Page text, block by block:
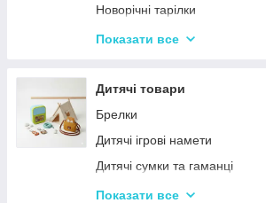
Новорічні тарілки
Новорічні фігурки та статуетки
Столовий посуд
Хвойні гірлянди
Показати все
Дитячі товари
Брелки
Дитячі ігрові намети
Дитячі сумки та гаманці
Дитячі фотокамери
Показати все